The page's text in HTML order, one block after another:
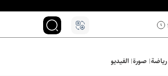
رياضة صورة الفيديو